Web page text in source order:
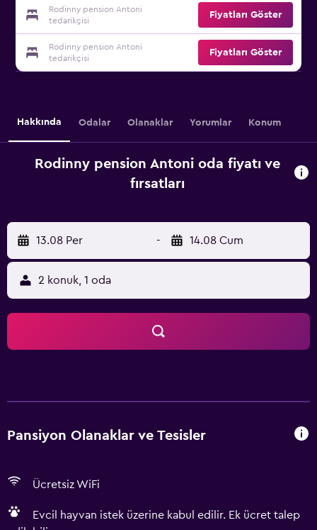
Rodinny pension Antoni
tedarikçisi
Fiyatları Göster
Rodinny pension Antoni
tedarikçisi
Fiyatları Göster
Hakkında Odalar Olanaklar Yorumlar Konum
Rodinny pension Antoni oda fiyatı ve
fırsatları
13.08 Per - 14.08 Cum
2 konuk, 1 oda
Pansiyon Olanaklar ve Tesisler
Ücretsiz WiFi
Evcil hayvan istek üzerine kabul edilir. Ek ücret talep